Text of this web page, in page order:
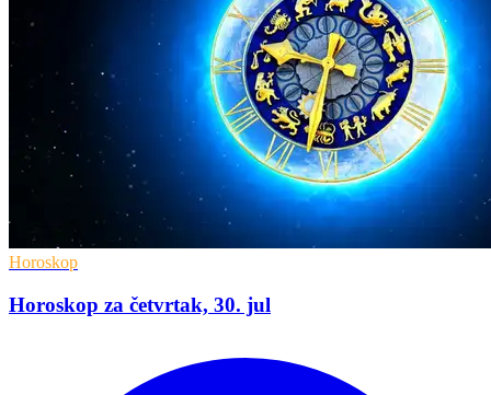
Horoskop
Horoskop za četvrtak, 30. jul